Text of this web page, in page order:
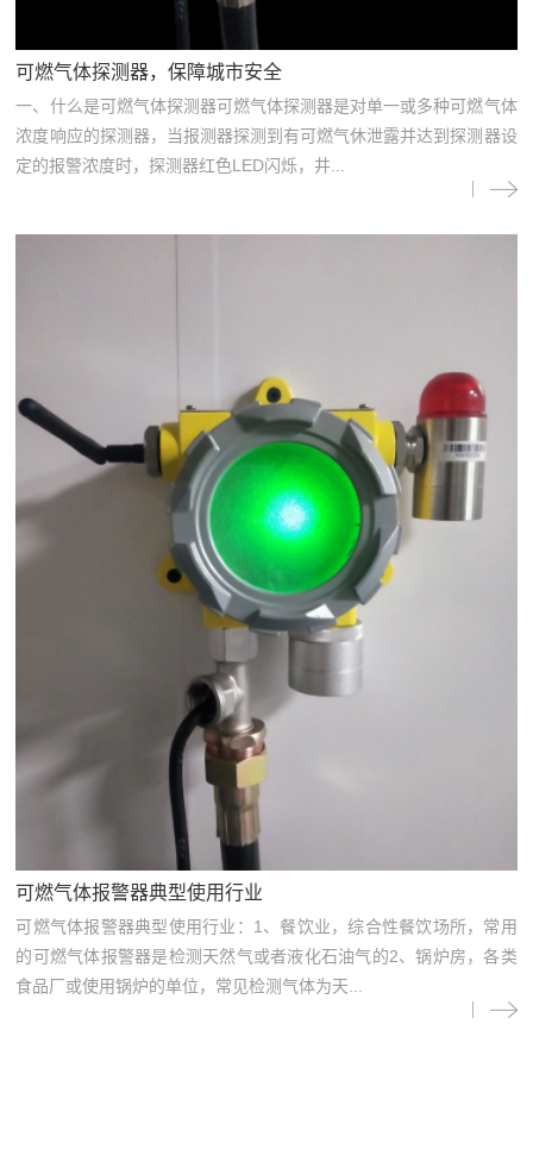
可燃气体探测器，保障城市安全
一、什么是可燃气体探测器可燃气体探测器是对单一或多种可燃气体
浓度响应的探测器，当报测器探测到有可燃气休泄露并达到探测器设
定的报警浓度时，探测器红色LED闪烁，井...
可燃气体报警器典型使用行业
可燃气体报警器典型使用行业：1、餐饮业，综合性餐饮场所，常用
的可燃气体报警器是检测天然气或者液化石油气的2、锅炉房，各类
食品厂或使用锅炉的单位，常见检测气体为天...